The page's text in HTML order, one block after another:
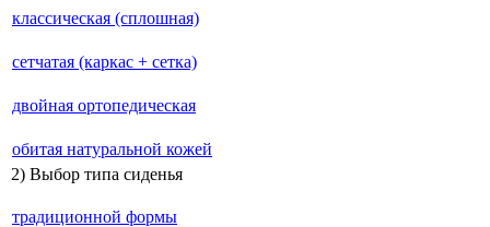
классическая (сплошная)
сетчатая (каркас + сетка)
двойная ортопедическая
обитая натуральной кожей
2) Выбор типа сиденья
традиционной формы